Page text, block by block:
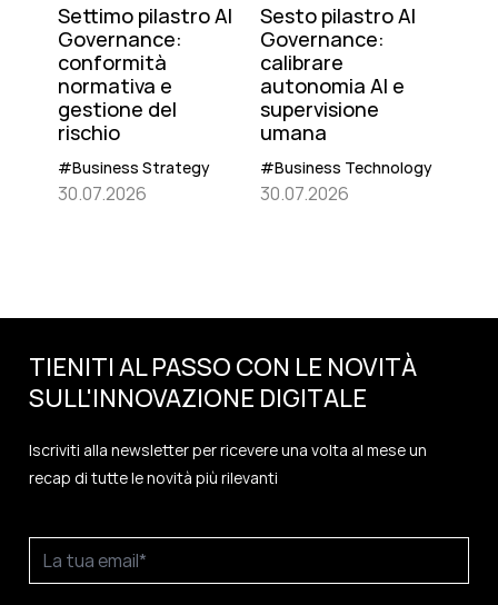
Settimo pilastro AI
Governance:
conformità
normativa e
gestione del
rischio
#Business Strategy
30.07.2026
Sesto pilastro AI
Governance:
calibrare
autonomia AI e
supervisione
umana
#Business Technology
30.07.2026
TIENITI AL PASSO CON LE NOVITÀ
SULL'INNOVAZIONE DIGITALE
Iscriviti alla newsletter per ricevere una volta al mese un
recap di tutte le novità più rilevanti